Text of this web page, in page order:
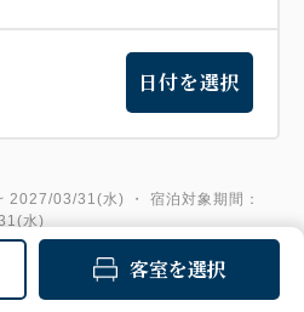
客室を選択
日付を選択
03/31(水) ・ 宿泊対象期間：
水)
含みます